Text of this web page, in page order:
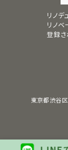
リノデ
リノ
登録さ
東京都渋谷